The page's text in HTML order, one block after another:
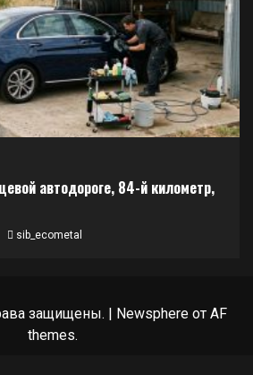
автодороге, 84-й километр,
sib_ecometal
защищены. | Newsphereот AF
themes.